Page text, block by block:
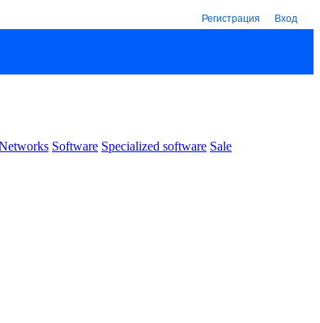
Регистрация Вход
Software Specialized software Sale